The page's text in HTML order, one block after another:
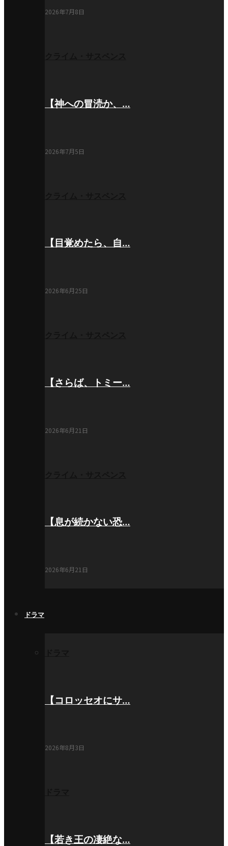
2026年7月8日
【神への冒涜か、…
2026年7月5日
【目覚めたら、自…
2026年6月25日
【さらば、トミー…
2026年6月21日
【息が続かない恐…
2026年6月21日
ドラマ
【コロッセオにサ…
2026年8月3日
【若き王の凄絶な…